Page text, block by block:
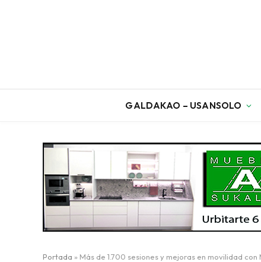
GALDAKAO – USANSOLO
Portada » Más de 1.700 sesiones y mejoras en movilidad